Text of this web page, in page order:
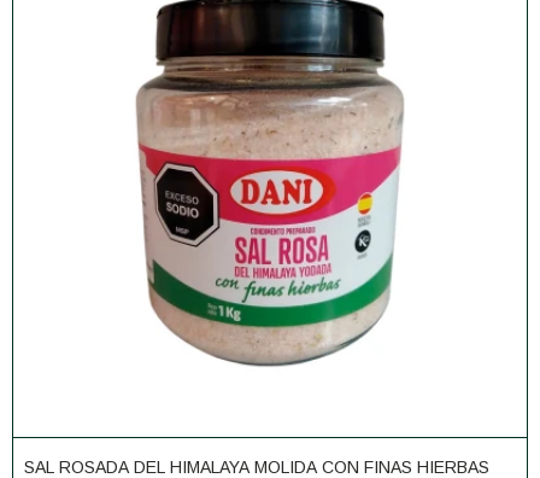
SAL ROSADA DEL HIMALAYA MOLIDA CON FINAS HIERBAS